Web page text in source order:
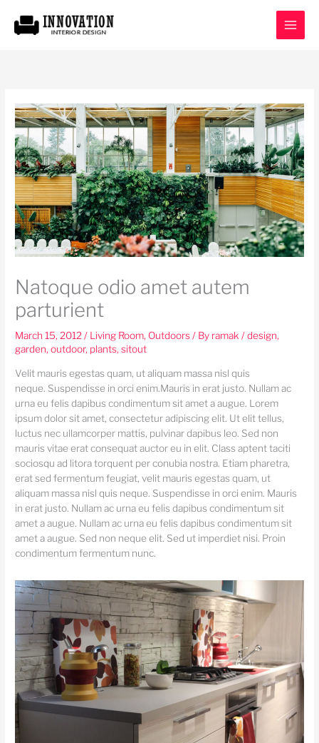
content
Natoque odio amet autem
parturient
March 15, 2012/ Living Room, Outdoors/ By ramak/design,
garden,outdoor, plants,sitout
Velit mauris egestas quam, ut aliquam massa nisl quis
neque. Suspendisse in orci enim.Mauris in erat justo. Nullam ac
urna eu felis dapibus condimentum sit amet a augue. Lorem
ipsum dolor sit amet, consectetur adipiscing elit. Ut elit tellus,
luctus nec ullamcorper mattis, pulvinar dapibus leo. Sed non
mauris vitae erat consequat auctor eu in elit. Class aptent taciti
sociosqu ad litora torquent per conubia nostra. Etiam pharetra,
erat sed fermentum feugiat, velit mauris egestas quam, ut
aliquam massa nisl quis neque. Suspendisse in orci enim. Mauris
in erat justo. Nullam ac urna eu felis dapibus condimentum sit
amet a augue. Nullam ac urna eu felis dapibus condimentum sit
amet a augue. Sed non neque elit. Sed ut imperdiet nisi. Proin
condimentum fermentum nunc.